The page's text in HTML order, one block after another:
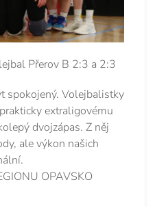
Přerov B 2:3 a 2:3
spokojený. Volejbalistky
extraligovému
dvojzápas. Z něj
ale výkon našich
OPAVSKO